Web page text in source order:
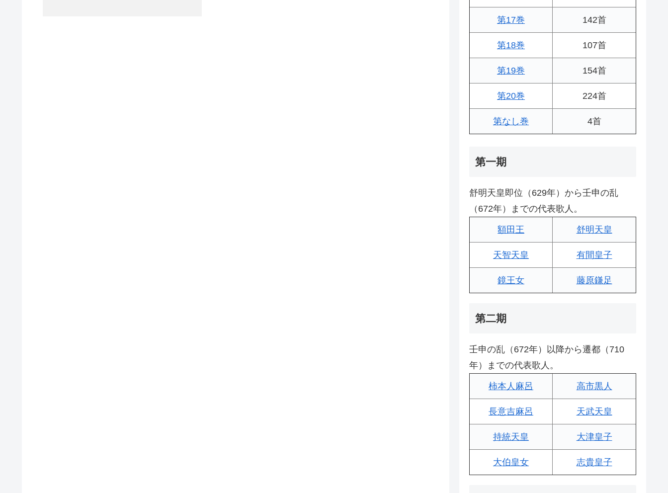
第17巻 142首
第18巻 107首
第19巻 154首
第20巻 224首
第なし巻 4首
第一期
舒明天皇即位（629年）から壬申の乱
（672年）までの代表歌人。
額田王 舒明天皇
天智天皇 有間皇子
鏡王女 藤原鎌足
第二期
壬申の乱（672年）以降から遷都（710
年）までの代表歌人。
柿本人麻呂 高市黒人
長意吉麻呂 天武天皇
持統天皇 大津皇子
大伯皇女 志貴皇子